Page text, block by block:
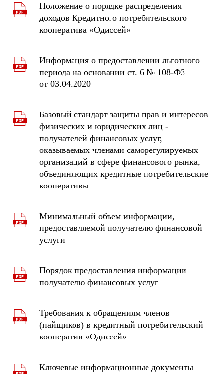
Положение о порядке распределения
доходов Кредитного потребительского
кооператива «Одиссей»
Информация о предоставлении льготного
периода на основании ст. 6 № 108-ФЗ
от 03.04.2020
Базовый стандарт защиты прав и интересов
физических и юридических лиц -
получателей финансовых услуг,
оказываемых членами саморегулируемых
организаций в сфере финансового рынка,
объединяющих кредитные потребительские
кооперативы
Минимальный объем информации,
предоставляемой получателю финансовой
услуги
Порядок предоставления информации
получателю финансовых услуг
Требования к обращениям членов
(пайщиков) в кредитный потребительский
кооператив «Одиссей»
Ключевые информационные документы